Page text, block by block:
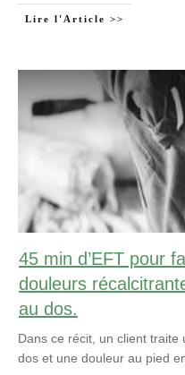
Lire l'Article >>
45 min d’EFT pour
douleurs
au dos.
Dans ce récit, un client traite
dos et une douleur au pied